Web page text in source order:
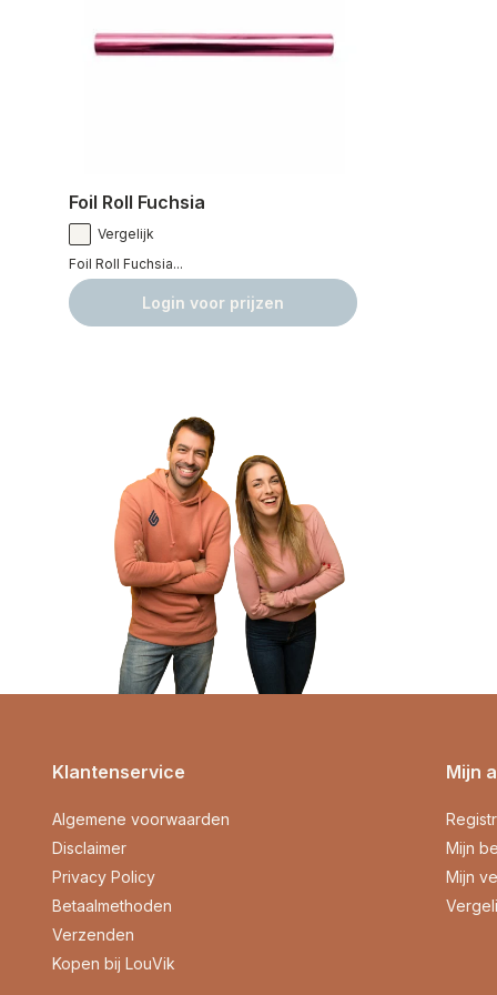
Foil Roll Fuchsia
Vergelijk
Foil Roll Fuchsia...
Login voor prijzen
Klantenservice
Algemene voorwaarden
Disclaimer
Privacy Policy
Betaalmethoden
Verzenden
Kopen bij LouVik
Mijn
Mijn
Mijn